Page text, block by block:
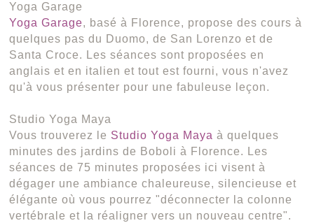
Yoga Garage
Yoga Garage, basé à Florence, propose des cours à
quelques pas du Duomo, de San Lorenzo et de
Santa Croce. Les séances sont proposées en
anglais et en italien et tout est fourni, vous n'avez
qu'à vous présenter pour une fabuleuse leçon.
Studio Yoga Maya
Vous trouverez le Studio Yoga Maya à quelques
minutes des jardins de Boboli à Florence. Les
séances de 75 minutes proposées ici visent à
dégager une ambiance chaleureuse, silencieuse et
élégante où vous pourrez "déconnecter la colonne
vertébrale et la réaligner vers un nouveau centre".